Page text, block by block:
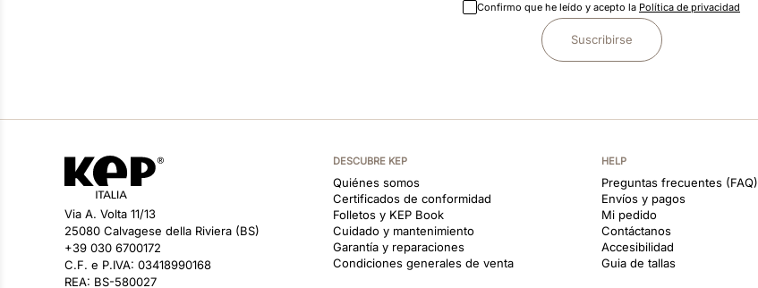
Confirmo que he leído y acepto la Política de privacidad
Suscribirse
Via A. Volta 11/13
25080 Calvagese della Riviera (BS)
+39 030 6700172
C.F. e P.IVA: 03418990168
REA: BS-580027
DESCUBRE KEP
Quiénes somos
Certificados de conformidad
Folletos y KEP Book
Cuidado y mantenimiento
Garantía y reparaciones
Condiciones generales de venta
HELP
Preguntas frecuentes (FAQ)
Envíos y pagos
Mi pedido
Contáctanos
Accesibilidad
Guia de tallas